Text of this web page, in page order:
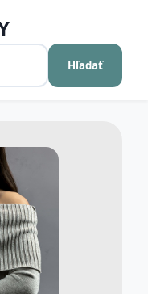
Hľadať